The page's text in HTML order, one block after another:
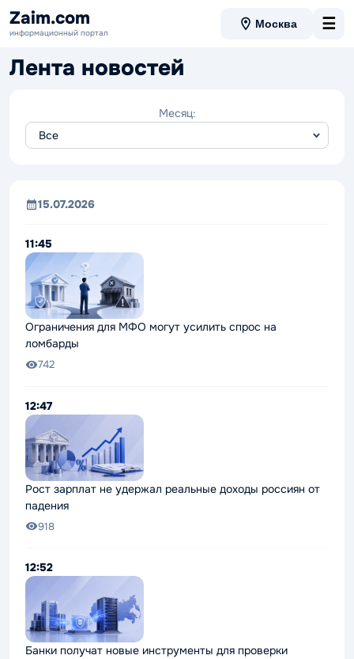
Zaim.com
информационный портал
Москва ☰
Лента новостей
Месяц:
15.07.2026
11:45
Ограничения для МФО могут усилить спрос на
ломбарды
742
12:47
Рост зарплат не удержал реальные доходы россиян от
падения
918
12:52
Банки получат новые инструменты для проверки